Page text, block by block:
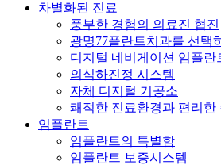
차별화된 진료
풍부한 경험의 의료진 협진
광명77플란트치과를 선택
디지털 네비게이션 임플란
의식하진정 시스템
자체 디지털 기공소
쾌적한 진료환경과 편리한
임플란트
임플란트의 특별함
임플란트 보증시스템